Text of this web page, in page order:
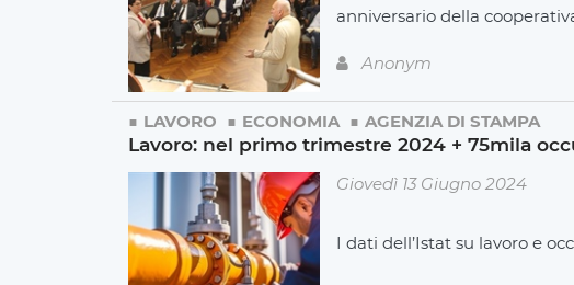
anniversario della
Anonym
LAVORO ECONOMIA AGENZIA DI STAMPA
Lavoro: nel primo trimestre 2024 + 75mila
Giovedì 13 Giugno 2024
I dati dell’Istat su lavoro e